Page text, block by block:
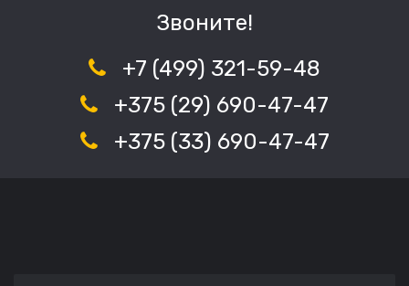
Звоните!
+7 (499) 321-59-48
+375 (29) 690-47-47
+375 (33) 690-47-47